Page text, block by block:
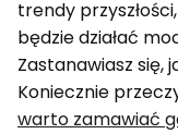
trendy
będzie działać
Zastanawiasz się,
Koniecznie
warto zamawiać